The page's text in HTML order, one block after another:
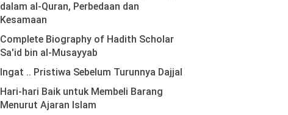
dalam al-Quran, Perbedaan dan
Kesamaan
Complete Biography of Hadith Scholar
Sa'id bin al-Musayyab
Ingat .. Pristiwa Sebelum Turunnya Dajjal
Hari-hari Baik untuk Membeli Barang
Menurut Ajaran Islam